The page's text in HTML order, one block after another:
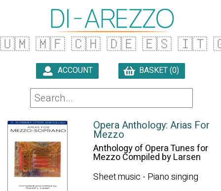
🇺🇲 🇲🇫 🇨🇭 🇩🇪 🇪🇸 🇮🇹
ACCOUNT BASKET (0)
Opera Anthology: Arias For
Mezzo
Anthology of Opera Tunes for
Mezzo Compiled by Larsen
Sheet music - Piano singing